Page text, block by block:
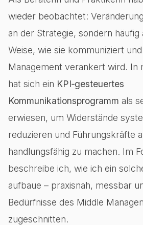
wieder beobachtet:
an der Strategie, sondern
Weise, wie sie kommuniziert
Management verankert wird. In
hat sich ein KPI‑gesteuertes
Kommunikationsprogramm als
erwiesen, um Widerstände
reduzieren und Führungskräfte
handlungsfähig zu machen. Im
beschreibe ich, wie ich ein
aufbaue – praxisnah, messbar
Bedürfnisse des Middle
zugeschnitten.